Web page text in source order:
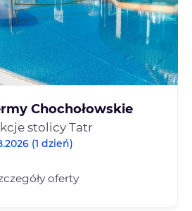
Chochołowskie
stolicy Tatr
(1 dzień)
oferty